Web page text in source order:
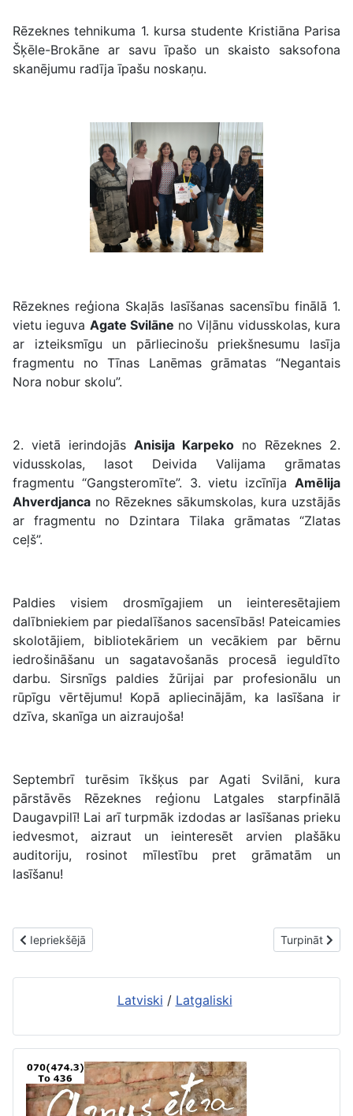
Rēzeknes tehnikuma 1. kursa studente Kristiāna Parisa
Šķēle-Brokāne ar savu īpašo un skaisto saksofona
skanējumu radīja īpašu noskaņu.
Rēzeknes reģiona Skaļās lasīšanas sacensību finālā 1.
vietu ieguva Agate Svilāne no Viļānu vidusskolas, kura
ar izteiksmīgu un pārliecinošu priekšnesumu lasīja
fragmentu no Tīnas Lanēmas grāmatas “Negantais
Nora nobur skolu”.
2. vietā ierindojās Anisija Karpeko no Rēzeknes 2.
vidusskolas, lasot Deivida Valijama grāmatas
fragmentu “Gangsteromīte”. 3. vietu izcīnīja Amēlija
Ahverdjanca no Rēzeknes sākumskolas, kura uzstājās
ar fragmentu no Dzintara Tilaka grāmatas “Zlatas
ceļš”.
Paldies visiem drosmīgajiem un ieinteresētajiem
dalībniekiem par piedalīšanos sacensībās! Pateicamies
skolotājiem, bibliotekāriem un vecākiem par bērnu
iedrošināšanu un sagatavošanās procesā ieguldīto
darbu. Sirsnīgs paldies žūrijai par profesionālu un
rūpīgu vērtējumu! Kopā apliecinājām, ka lasīšana ir
dzīva, skanīga un aizraujoša!
Septembrī turēsim īkšķus par Agati Svilāni, kura
pārstāvēs Rēzeknes reģionu Latgales starpfinālā
Daugavpilī! Lai arī turpmāk izdodas ar lasīšanas prieku
iedvesmot, aizraut un ieinteresēt arvien plašāku
auditoriju, rosinot mīlestību pret grāmatām un
lasīšanu!
Iepriekšējais raksts: 2. bibliotēkā aizvadīta Jāņu laika radošā
Iepriekšējā Nākamais
Turpināt
Latviski / Latgaliski